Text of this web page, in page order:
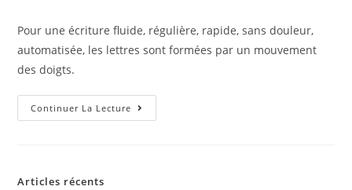
Pour une écriture fluide, régulière, rapide, sans douleur,
automatisée, les lettres sont formées par un mouvement
des doigts.
Continuer La Lecture
Articles récents